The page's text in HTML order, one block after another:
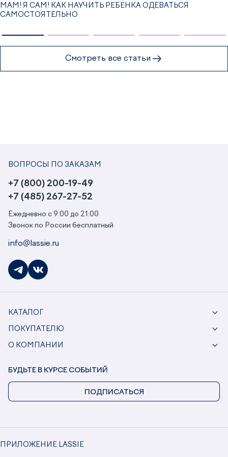
МАМ! Я САМ! КАК НАУЧИТЬ РЕБЕНКА ОДЕВАТЬСЯ
САМОСТОЯТЕЛЬНО
Смотреть все статьи
ВОПРОСЫ ПО ЗАКАЗАМ
+7 (800) 200-19-49
+7 (485) 267-27-52
Ежедневно с 9:00 до 21:00
Звонок по России бесплатный
info@lassie.ru
КАТАЛОГ
ПОКУПАТЕЛЮ
О КОМПАНИИ
ПРИЛОЖЕНИЕ LASSIE
БУДЬТЕ В КУРСЕ СОБЫТИЙ
ПОДПИСАТЬСЯ